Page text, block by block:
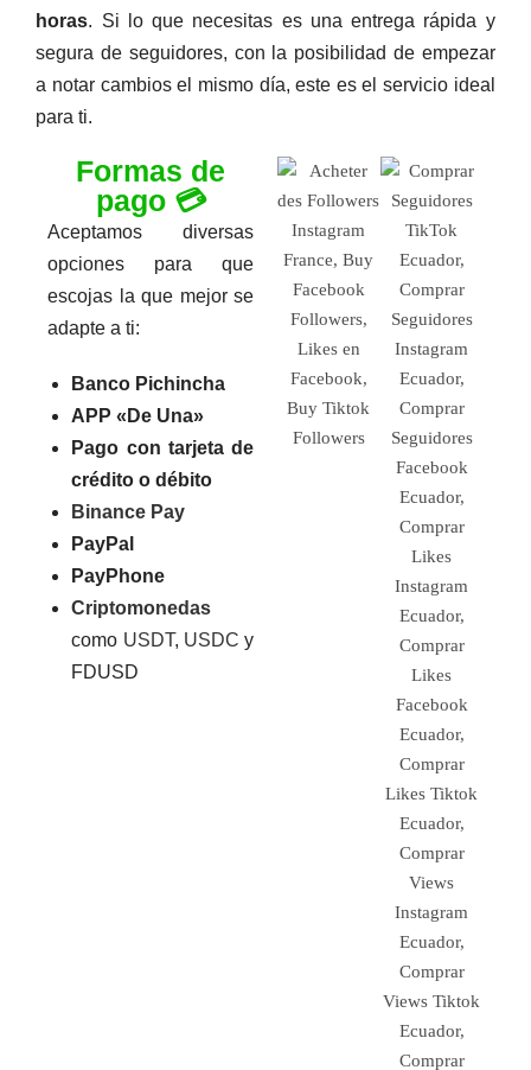
horas. Si lo que necesitas es una entrega rápida y
segura de seguidores, con la posibilidad de empezar
a notar cambios el mismo día, este es el servicio ideal
para ti.
Formas de
pago 💳
Aceptamos diversas
opciones para que
escojas la que mejor se
adapte a ti:
Banco Pichincha
APP «De Una»
Pago con tarjeta de
crédito o débito
Binance Pay
PayPal
PayPhone
Criptomonedas
como USDT, USDC y
FDUSD